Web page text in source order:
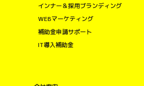
インナー＆採用ブランディング
WEBマーケティング
補助金申請サポート
IT導入補助金